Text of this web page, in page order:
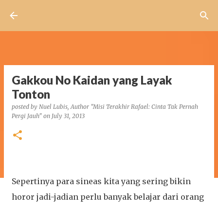
Gakkou No Kaidan yang Layak
Tonton
posted by Nuel Lubis, Author "Misi Terakhir Rafael: Cinta Tak Pernah
Pergi Jauh" on July 31, 2013
Sepertinya para sineas kita yang sering bikin
horor jadi-jadian perlu banyak belajar dari orang